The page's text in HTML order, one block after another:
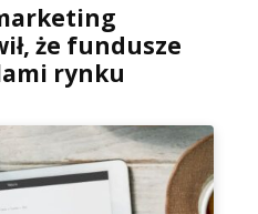
że fundusze
rynku